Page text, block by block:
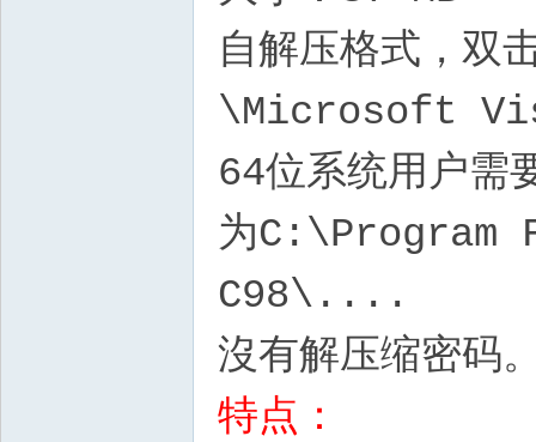
自解压格式，
\Microsoft
64位系统用户需
为
C98\....
沒有解压缩密码
特点：